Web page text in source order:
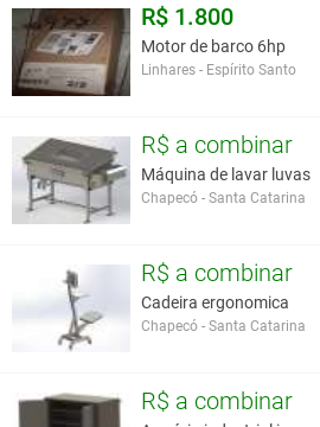
R$ 1.800
Motor de barco 6hp
Linhares - Espírito Santo
R$ a combinar
Máquina de lavar luvas
Chapecó - Santa Catarina
R$ a combinar
Cadeira ergonomica
Chapecó - Santa Catarina
R$ a combinar